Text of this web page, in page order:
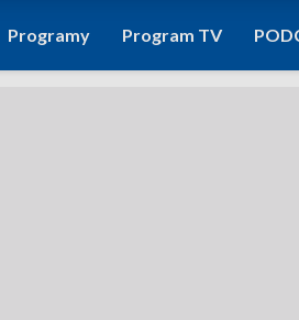
Programy Program TV